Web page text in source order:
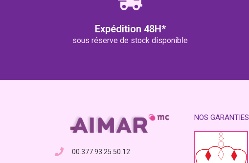
Expédition 48H*
sous réserve de stock disponible
00.377.93.25.50.12
NOS GARANTIES